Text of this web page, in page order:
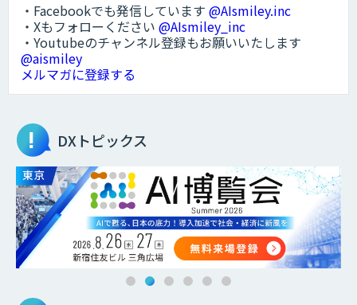
・Facebookでも発信しています @AIsmiley.inc
・Xもフォローください @AIsmiley_inc
・Youtubeのチャンネル登録もお願いいたします
@aismiley
メルマガに登録する
DXトピックス